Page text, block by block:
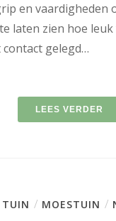
en vaardigheden
laten zien hoe
gelegd…
LEES VERDER
TUIN / MOESTUIN /